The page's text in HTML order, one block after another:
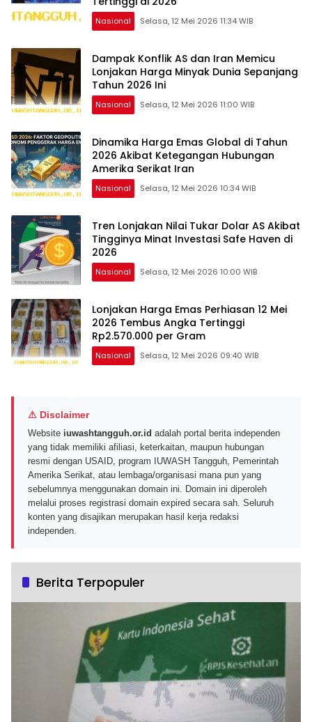
Nasional Selasa, 12 Mei 2026 11:34 WIB
Dampak Konflik AS dan Iran Memicu
Lonjakan Harga Minyak Dunia Sepanjang
Tahun 2026 Ini
Nasional Selasa, 12 Mei 2026 11:00 WIB
Dinamika Harga Emas Global di Tahun
2026 Akibat Ketegangan Hubungan
Amerika Serikat Iran
Nasional Selasa, 12 Mei 2026 10:34 WIB
Tren Lonjakan Nilai Tukar Dolar AS Akibat
Tingginya Minat Investasi Safe Haven di
2026
Nasional Selasa, 12 Mei 2026 10:00 WIB
Lonjakan Harga Emas Perhiasan 12 Mei
2026 Tembus Angka Tertinggi
Rp2.570.000 per Gram
Nasional Selasa, 12 Mei 2026 09:40 WIB
⚠ Disclaimer
Website iuwashtangguh.or.id adalah portal berita independen
yang tidak memiliki afiliasi, keterkaitan, maupun hubungan
resmi dengan USAID, program IUWASH Tangguh, Pemerintah
Amerika Serikat, atau lembaga/organisasi mana pun yang
sebelumnya menggunakan domain ini. Domain ini diperoleh
melalui proses registrasi domain expired secara sah. Seluruh
konten yang disajikan merupakan hasil kerja redaksi
independen.
Berita Terpopuler